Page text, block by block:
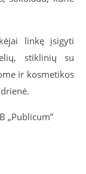
linkę įsigyti
stiklinių su
ir kosmetikos
„Publicum”